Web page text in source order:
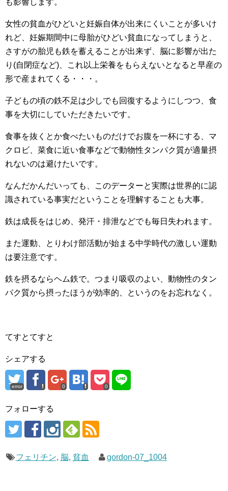
女性の貧血がひどいと妊娠自体が出来にくいことが多いけ
れど、妊娠期間中に母胎がひどい貧血になってしまうと、
さすがの胎児も鉄を蓄えることが出来ず、脳に影響が出た
り(自閉症など)、これ以上栄養をもらえないとなると早産の
形で産まれてくる・・・。
子どもの頃の鉄不足は少しでも回復するようにしつつ、食
事を大切にしていただきたいです。
食事を抜くとか食べたいものだけでお腹を一杯にする、マ
クロビ、菜食に近い食事などで動物性タンパク質が適量摂
れないのは避けたいです。
なんだかんだいっても、このデーターと実際は世界的に認
識されている事実だということを理解することも大事。
鉄は成長をはじめ、発汗・排泄などでも毎日失われます。
また運動、とりわけ部活動が始まる中学時代の激しい運動
は要注意です。
鉄を摂るならヘム鉄で。つまり吸収のよい、動物性のタン
パク質から摂ったほうが効率的、というのをお忘れなく。
てすとてすと
シェアする
error 0 0
フォローする
フェリチン, 脳, 貧血 gordon-07_1004